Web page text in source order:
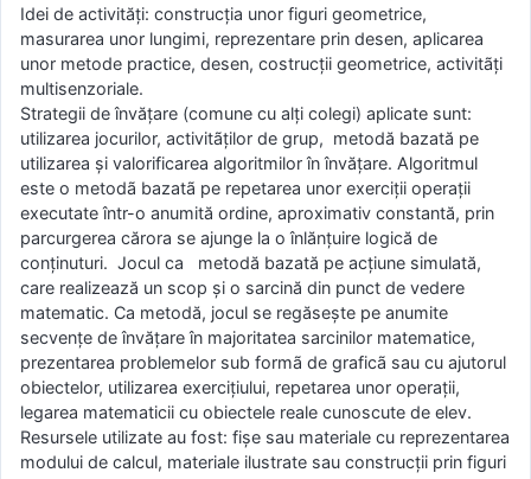
Idei de activități: construcţia unor figuri geometrice,
masurarea unor lungimi, reprezentare prin desen, aplicarea
unor metode practice, desen, costrucţii geometrice, activitãţi
multisenzoriale.
Strategii de învățare (comune cu alți colegi) aplicate sunt:
utilizarea jocurilor, activitãţilor de grup, metodă bazată pe
utilizarea și valorificarea algoritmilor în învățare. Algoritmul
este o metodã bazatã pe repetarea unor exerciţii operații
executate într-o anumită ordine, aproximativ constantă, prin
parcurgerea cărora se ajunge la o înlănțuire logică de
conținuturi. Jocul ca metodă bazată pe acțiune simulată,
care realizează un scop și o sarcină din punct de vedere
matematic. Ca metodă, jocul se regăsește pe anumite
secvențe de învățare în majoritatea sarcinilor matematice,
prezentarea problemelor sub formã de graficã sau cu ajutorul
obiectelor, utilizarea exerciţiului, repetarea unor operaţii,
legarea matematicii cu obiectele reale cunoscute de elev.
Resursele utilizate au fost: fişe sau materiale cu reprezentarea
modului de calcul, materiale ilustrate sau construcţii prin figuri